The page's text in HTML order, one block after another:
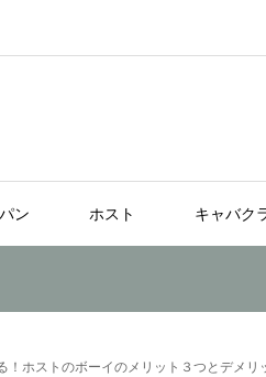
ン ホスト キャバク
！ホストのボーイのメリット３つとデメリ